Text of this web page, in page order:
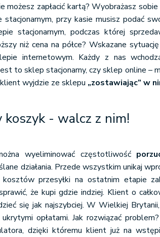
możesz zapłacić kartą? Wyobrażasz
przy kasie musisz podać
stacjonarnym, podczas której
niż cena na półce? Wskazane
internetowym. Każdy z nas
to sklep stacjonarny, czy sklep online –
klient wyjdzie ze sklepu „zostawiając” w
koszyk - walcz z nim!
wyeliminować częstotliwość
działania. Przede wszystkim unikaj
kosztów przesyłki na ostatnim etapie
że kupi gdzie indziej. Klient o
się jak najszybciej. W Wielkiej
opłatami. Jak rozwiązać
dzięki któremu klient już na